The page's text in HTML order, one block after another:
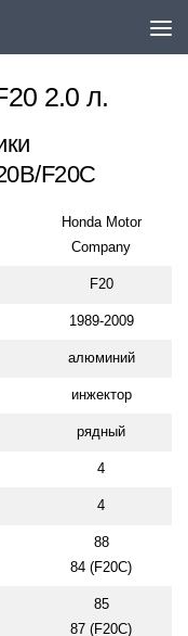
2.0 л.
F20C
Honda Motor
Company
F20
1989-2009
алюминий
инжектор
рядный
4
4
88
84 (F20C)
85
87 (F20C)